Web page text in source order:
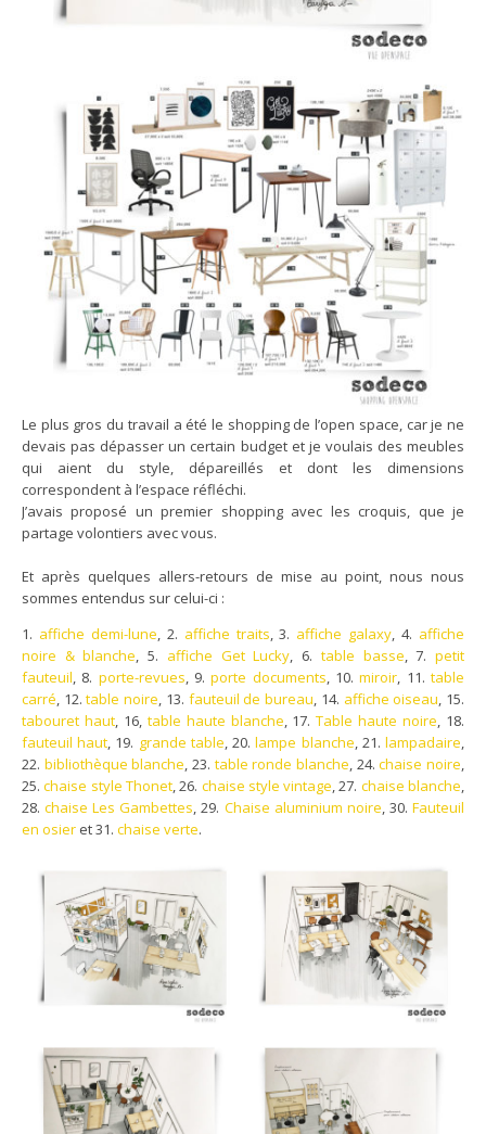
Le plus gros du travail a été le shopping de l’open space, car je ne
devais pas dépasser un certain budget et je voulais des meubles
qui aient du style, dépareillés et dont les dimensions
correspondent à l’espace réfléchi.
J’avais proposé un premier shopping avec les croquis, que je
partage volontiers avec vous.
Et après quelques allers-retours de mise au point, nous nous
sommes entendus sur celui-ci :
1. affiche demi-lune, 2. affiche traits, 3. affiche galaxy, 4. affiche
noire & blanche, 5. affiche Get Lucky, 6. table basse, 7.petit
fauteuil, 8. porte-revues, 9.porte documents, 10.miroir, 11.table
carré, 12.table noire, 13. fauteuil de bureau, 14. affiche oiseau, 15.
tabouret haut, 16, table haute blanche, 17.Table haute noire, 18.
fauteuil haut, 19. grande table, 20.lampe blanche, 21.lampadaire,
22. bibliothèque blanche, 23. table ronde blanche, 24.chaise noire,
25.chaise style Thonet, 26. chaise style vintage, 27. chaise blanche,
28.chaise Les Gambettes, 29. Chaise aluminium noire, 30.Fauteuil
en osier et 31. chaise verte.